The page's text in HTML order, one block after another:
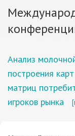
Анализ
построения
матриц
игроков рынка